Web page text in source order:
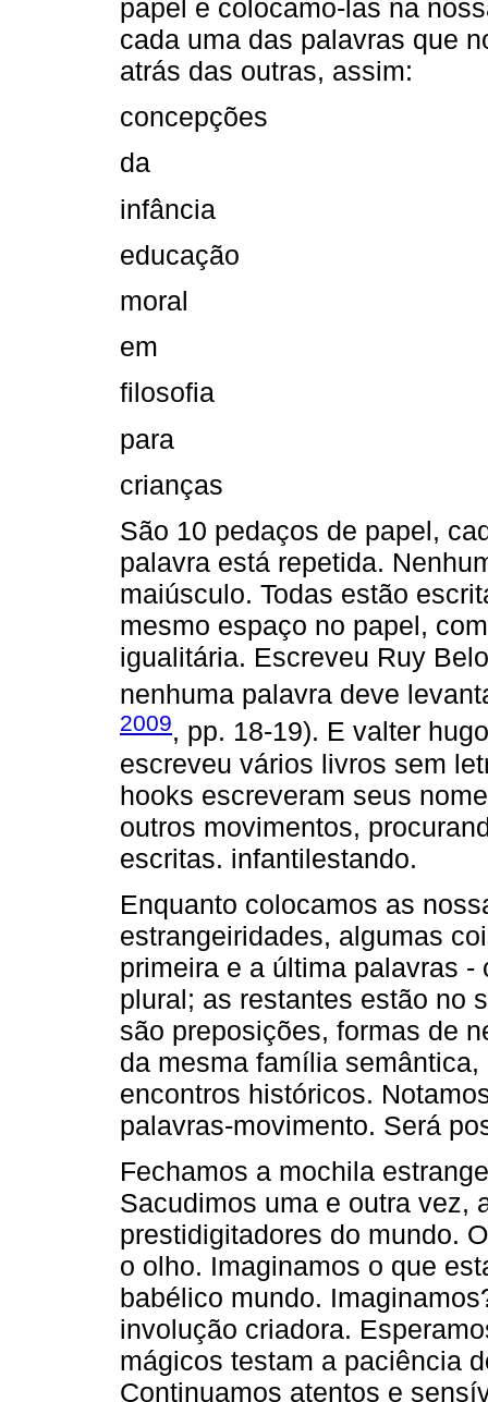
papel e colocamo-las na
cada uma das palavras que
atrás das outras, assim:
concepções
da
infância
educação
moral
em
filosofia
para
crianças
São 10 pedaços de papel,
palavra está repetida.
maiúsculo. Todas estão
mesmo espaço no papel,
igualitária. Escreveu Ruy
nenhuma palavra deve
2009, pp. 18-19). E valter
escreveu vários livros sem
hooks escreveram seus
outros movimentos,
escritas. infantilestando.
Enquanto colocamos as
estrangeiridades, algumas
primeira e a última palavras
plural; as restantes estão no
são preposições, formas de
da mesma família
encontros históricos.
palavras-movimento. Será
Fechamos a mochila
Sacudimos uma e outra vez,
prestidigitadores do mundo.
o olho. Imaginamos o que
babélico mundo.
involução criadora.
mágicos testam a paciência
Continuamos atentos e